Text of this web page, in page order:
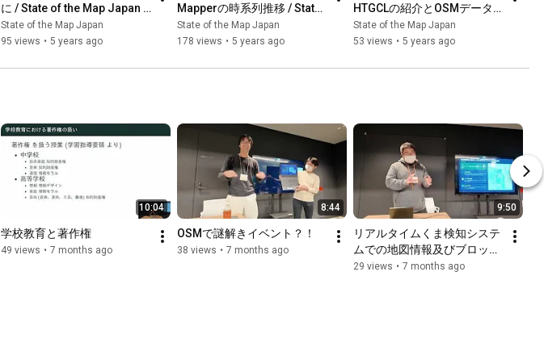
に / State of the Map Japan
2020
State of the Map Japan
95 views • 5 years ago
Mapperの時系列推移 / State
of the Map Japan 2020
State of the Map Japan
178 views • 5 years ago
HTGCLの紹介とOSMデータ
を時空間を超える歴史の背骨
に用いるアイデア / State of
State of the Map Japan
53 views • 5 years ago
10:04
学校教育と著作権
49 views • 7 months ago
8:44
OSMで謎解きイベント？！
38 views • 7 months ago
9:50
リアルタイムくま検知システ
ムでの地図情報及びブロック
チェーン技術の活用について
29 views • 7 months ago